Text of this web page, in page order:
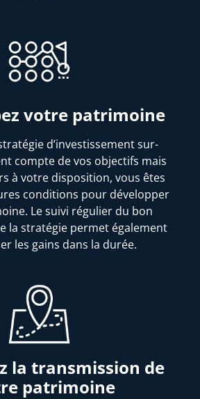
votre patrimoine
d’investissement sur-
compte de vos objectifs mais
à votre disposition, vous êtes
conditions pour développer
Le suivi régulier du bon
la stratégie permet également
les gains dans la durée.
la transmission de
patrimoine